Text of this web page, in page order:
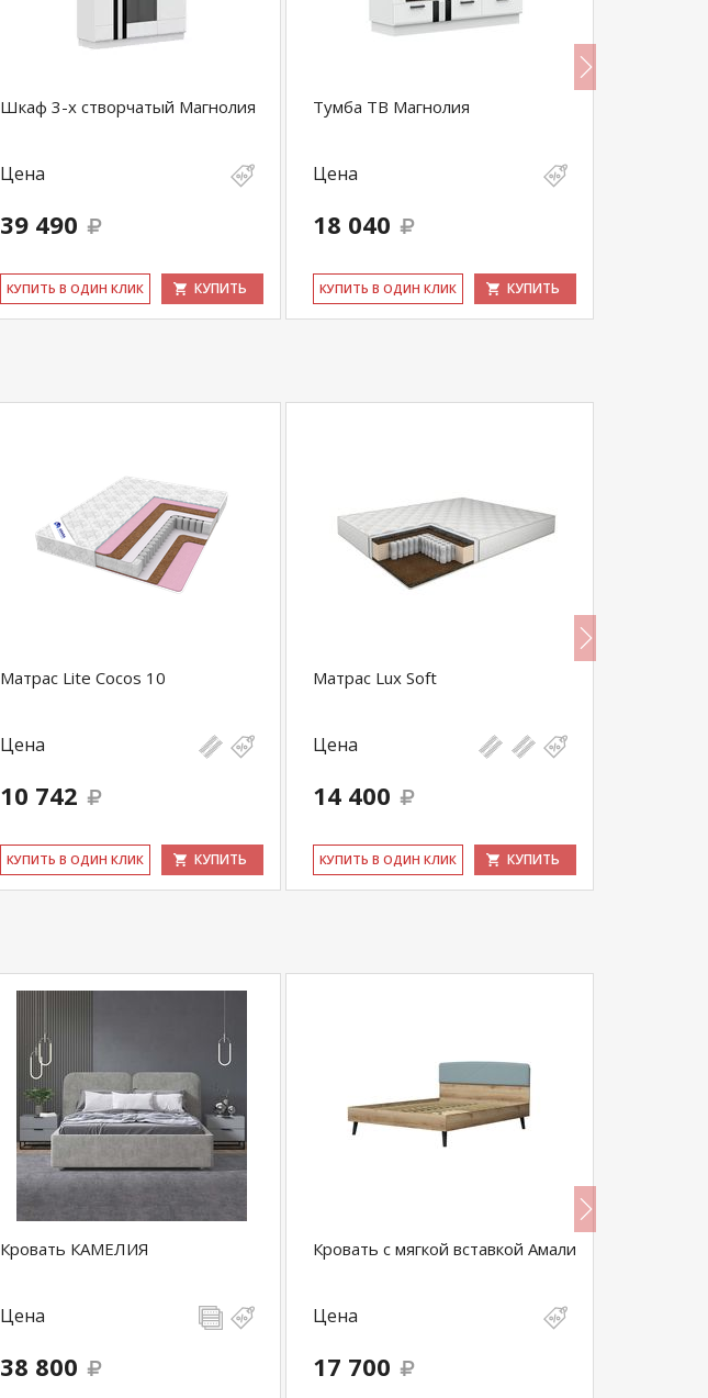
Шкаф 3-х створчатый Магнолия
Цена
39 490
КУ­ПИТЬ В ОДИН КЛИК КУПИТЬ
Тумба ТВ Магнолия
Цена
18 040
КУ­ПИТЬ В ОДИН КЛИК КУПИТЬ
Матрас Lite Cocos 10
Цена
10 742
КУ­ПИТЬ В ОДИН КЛИК КУПИТЬ
Матрас Lux Soft
Цена
14 400
КУ­ПИТЬ В ОДИН КЛИК КУПИТЬ
Кровать КАМЕЛИЯ
Цена
38 800
Кровать с мягкой вставкой Амали
Цена
17 700